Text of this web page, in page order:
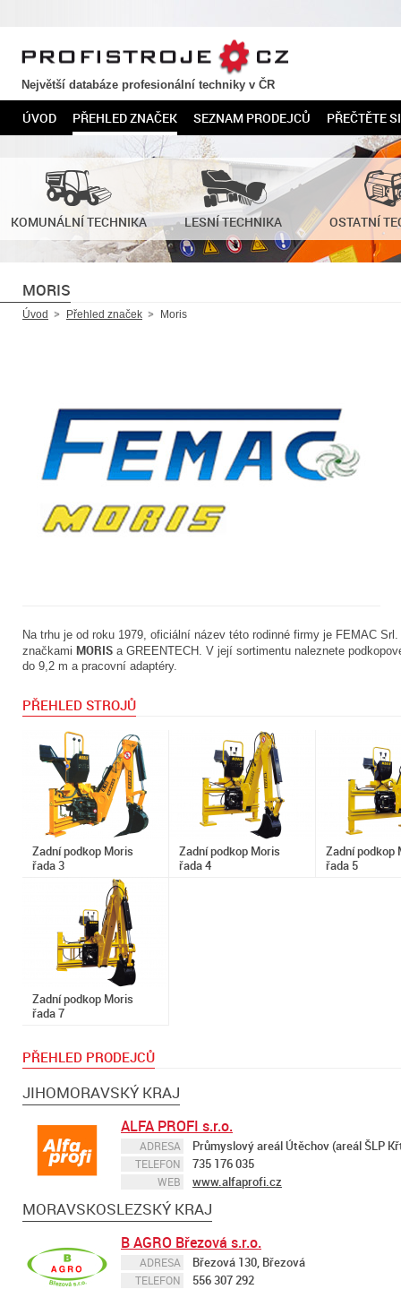
PROFISTROJE.CZ
Největší databáze profesionální techniky v ČR
ÚVOD PŘEHLED ZNAČEK SEZNAM PRODEJCŮ PŘEČTĚTE SI
KOMUNÁLNÍ TECHNIKA LESNÍ TECHNIKA OSTATNÍ
MORIS
Úvod Přehled značek Moris
Na trhu je od roku 1979, oficiální název této rodinné firmy je FEMAC
značkami MORIS a GREENTECH. V její sortimentu naleznete
do 9,2 m a pracovní adaptéry.
PŘEHLED STROJŮ
Zadní podkop Moris
řada 3
Zadní podkop Moris
řada 4
Zadní podkop
řada 5
Zadní podkop Moris
řada 7
PŘEHLED PRODEJCŮ
JIHOMORAVSKÝ KRAJ
ALFA PROFI s.r.o.
ADRESA Průmyslový areál Útěchov (areál ŠLP
TELEFON 735 176 035
WEB www.alfaprofi.cz
MORAVSKOSLEZSKÝ KRAJ
B AGRO Březová s.r.o.
ADRESA Březová 130, Březová
TELEFON 556 307 292